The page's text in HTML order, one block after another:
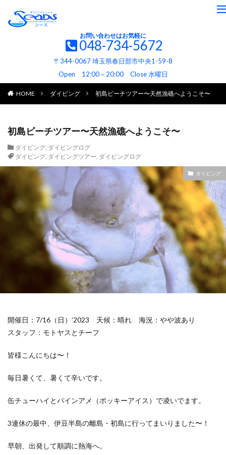
お問い合わせはお気軽に
048-734-5672
〒344-0067 埼玉県春日部市中央1-59-8
Open 12:00～20:00 Close 水曜日
HOME ダイビング 初島ビーチツアー〜天然漁礁へようこそ〜
初島ビーチツアー〜天然漁礁へようこそ〜
ダイビング, ダイビングログ
ダイビング, ダイビングツアー, ダイビングログ
ダイビング
開催日：7/16（日）’2023 天候：晴れ 海況：やや波あり
スタッフ：モトヤスとチーフ
皆様こんにちは〜！
毎日暑くて、暑くて辛いです。
缶チューハイとパインアメ（ポッキーアイス）で凌いでます。
3連休の最中、伊豆半島の離島・初島に行ってまいりました〜！
早朝、出発して順調に熱海へ。